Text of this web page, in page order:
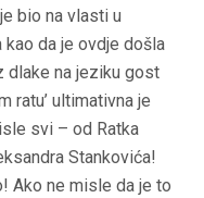
bio na vlasti u
kao da je ovdje došla
dlake na jeziku gost
ratu’ ultimativna je
svi – od Ratka
Stankovića!
Ako ne misle da je to